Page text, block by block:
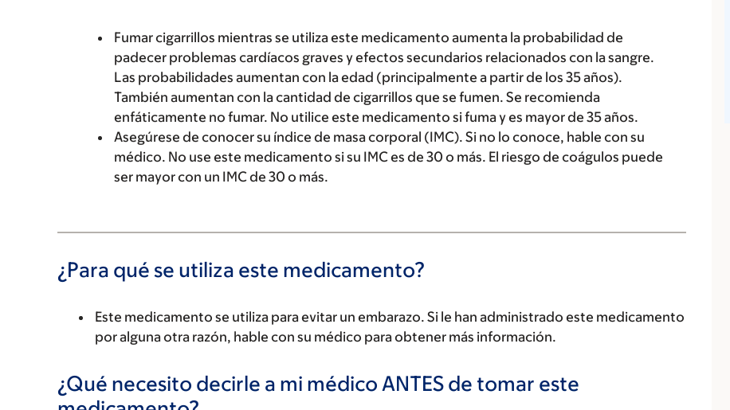
Fumar cigarrillos mientras se utiliza este medicamento aumenta la probabilidad de
padecer problemas cardíacos graves y efectos secundarios relacionados con la sangre.
Las probabilidades aumentan con la edad (principalmente a partir de los 35 años).
También aumentan con la cantidad de cigarrillos que se fumen. Se recomienda
enfáticamente no fumar. No utilice este medicamento si fuma y es mayor de 35 años.
Asegúrese de conocer su índice de masa corporal (IMC). Si no lo conoce, hable con su
médico. No use este medicamento si su IMC es de 30 o más. El riesgo de coágulos puede
ser mayor con un IMC de 30 o más.
¿Para qué se utiliza este medicamento?
Este medicamento se utiliza para evitar un embarazo. Si le han administrado este medicamento
por alguna otra razón, hable con su médico para obtener más información.
¿Qué necesito decirle a mi médico ANTES de tomar este